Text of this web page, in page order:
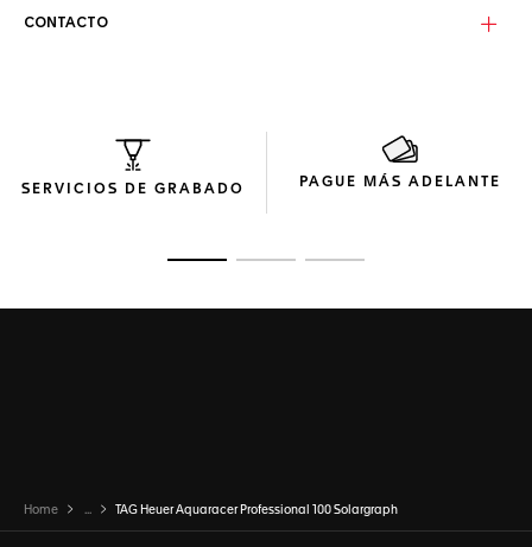
CONTACTO
SERVICIOS DE GRABADO PAGUE MÁS ADELANTE
Home ... TAG Heuer Aquaracer Professional 100 Solargraph